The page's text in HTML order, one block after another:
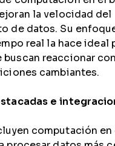
la velocidad del
de datos. Su
real la hace ideal
buscan reaccionar
cambiantes.
e
computación en